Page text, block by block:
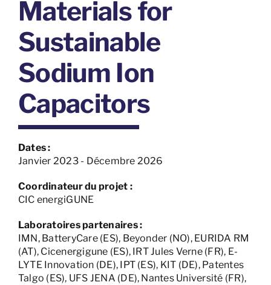
Materials for
Sustainable
Sodium Ion
Capacitors
Dates :
Janvier 2023 - Décembre 2026
Coordinateur du projet :
CIC energiGUNE
Laboratoires partenaires :
IMN, BatteryCare (ES), Beyonder (NO), EURIDA RM
(AT), Cicenergigune (ES), IRT Jules Verne (FR), E-
LYTE Innovation (DE), IPT (ES), KIT (DE), Patentes
Talgo (ES), UFS JENA (DE), Nantes Université (FR),